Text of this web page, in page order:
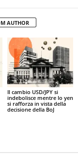
AUTHOR
Il cambio USD/JPY si
indebolisce mentre lo yen
si rafforza in vista della
decisione della BoJ